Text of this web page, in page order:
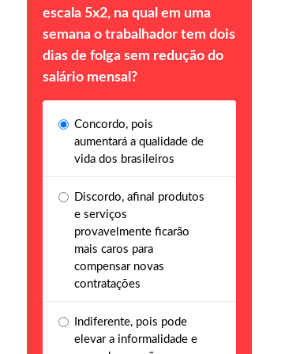
escala 5x2, na qual em uma
semana o trabalhador tem dois
dias de folga sem redução do
salário mensal?
Concordo, pois
aumentará a qualidade de
vida dos brasileiros
Discordo, afinal produtos
e serviços
provavelmente ficarão
mais caros para
compensar novas
contratações
Indiferente, pois pode
elevar a informalidade e